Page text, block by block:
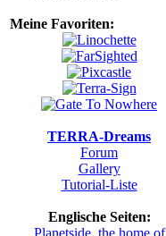
Meine Favoriten:
TERRA-Dreams
Forum
Gallery
Tutorial-Liste
Englische Seiten:
Planetside, the home of